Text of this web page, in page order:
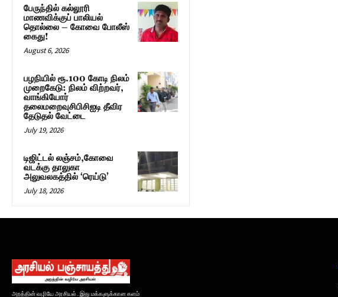
பேருந்தில் கல்லூரி
மாணவிக்குப் பாலியல்
தொல்லை – கோவை போலீஸ்
கைது!
August 6, 2026
பழநியில் ரூ.100 கோடி நிலம்
முறைகேடு: நிலம் விற்றவர்,
வாங்கியோர்
தலைமறைவுசிபிசிஐடி தீவிர
தேடுதல் வேட்டை
July 19, 2026
டிஜிட்டல் லஞ்சம்,கோவை
வடக்கு தாலுகா
அலுவலகத்தில் ‘ரெய்டு’
July 18, 2026
அறத்தின் வழியே அரசியல்.. இது மக்களுக்கான களம்